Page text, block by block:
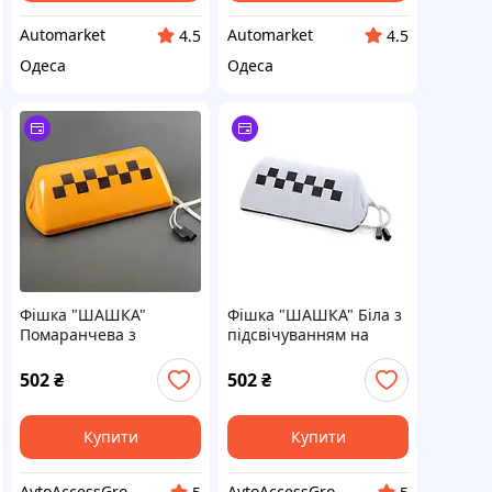
Аutomarket
4.5
Одеса
Аutomarket
4.5
Одеса
Фішка "ШАШКА"
Помаранчева з
магніті (8шт/ящ)
502₴
Купити
Фішка "ШАШКА" Біла з
підсвічуванням на
502₴
Купити